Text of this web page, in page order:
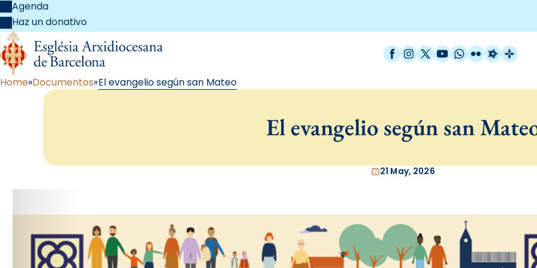
Agenda
Haz un donativo
Facebook
Instagram
X / Twitter
YouTube
WhatsApp
FlickrRadio
Home Documentos El evangelio según san Mateo
El evangelio según san
21 May, 2026